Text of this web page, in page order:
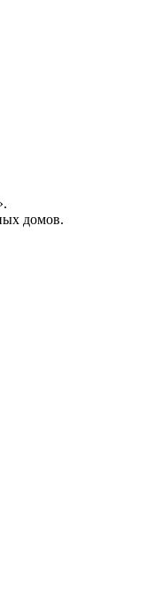
домов.